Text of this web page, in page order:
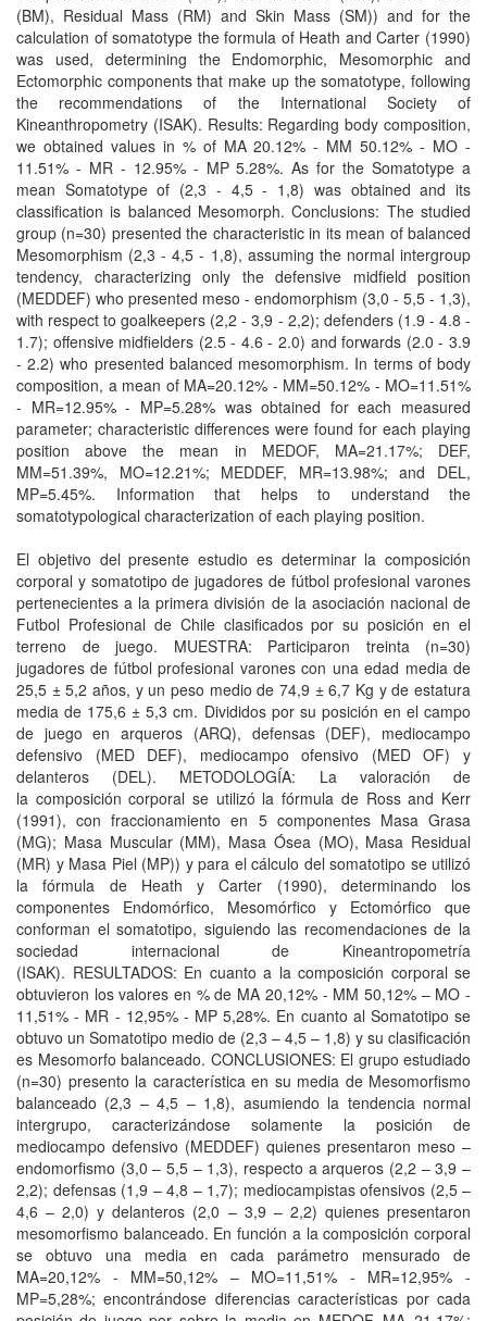
(BM), Residual Mass (RM) and Skin Mass (SM)) and for the
calculation of somatotype the formula of Heath and Carter (1990)
was used, determining the Endomorphic, Mesomorphic and
Ectomorphic components that make up the somatotype, following
the recommendations of the International Society of
Kineanthropometry (ISAK). Results: Regarding body composition,
we obtained values in % of MA 20.12% - MM 50.12% - MO -
11.51% - MR - 12.95% - MP 5.28%. As for the Somatotype a
mean Somatotype of (2,3 - 4,5 - 1,8) was obtained and its
classification is balanced Mesomorph. Conclusions: The studied
group (n=30) presented the characteristic in its mean of balanced
Mesomorphism (2,3 - 4,5 - 1,8), assuming the normal intergroup
tendency, characterizing only the defensive midfield position
(MEDDEF) who presented meso - endomorphism (3,0 - 5,5 - 1,3),
with respect to goalkeepers (2,2 - 3,9 - 2,2); defenders (1.9 - 4.8 -
1.7); offensive midfielders (2.5 - 4.6 - 2.0) and forwards (2.0 - 3.9
- 2.2) who presented balanced mesomorphism. In terms of body
composition, a mean of MA=20.12% - MM=50.12% - MO=11.51%
- MR=12.95% - MP=5.28% was obtained for each measured
parameter; characteristic differences were found for each playing
position above the mean in MEDOF, MA=21.17%; DEF,
MM=51.39%, MO=12.21%; MEDDEF, MR=13.98%; and DEL,
MP=5.45%. Information that helps to understand the
somatotypological characterization of each playing position.
El objetivo del presente estudio es determinar la composición
corporal y somatotipo de jugadores de fútbol profesional varones
pertenecientes a la primera división de la asociación nacional de
Futbol Profesional de Chile clasificados por su posición en el
terreno de juego. MUESTRA: Participaron treinta (n=30)
jugadores de fútbol profesional varones con una edad media de
25,5 ± 5,2 años, y un peso medio de 74,9 ± 6,7 Kg y de estatura
media de 175,6 ± 5,3 cm. Divididos por su posición en el campo
de juego en arqueros (ARQ), defensas (DEF), mediocampo
defensivo (MED DEF), mediocampo ofensivo (MED OF) y
delanteros (DEL). METODOLOGÍA: La valoración de
la composición corporal se utilizó la fórmula de Ross and Kerr
(1991), con fraccionamiento en 5 componentes Masa Grasa
(MG); Masa Muscular (MM), Masa Ósea (MO), Masa Residual
(MR) y Masa Piel (MP)) y para el cálculo del somatotipo se utilizó
la fórmula de Heath y Carter (1990), determinando los
componentes Endomórfico, Mesomórfico y Ectomórfico que
conforman el somatotipo, siguiendo las recomendaciones de la
sociedad internacional de Kineantropometría
(ISAK). RESULTADOS: En cuanto a la composición corporal se
obtuvieron los valores en % de MA 20,12% - MM 50,12% – MO -
11,51% - MR - 12,95% - MP 5,28%. En cuanto al Somatotipo se
obtuvo un Somatotipo medio de (2,3 – 4,5 – 1,8) y su clasificación
es Mesomorfo balanceado. CONCLUSIONES: El grupo estudiado
(n=30) presento la característica en su media de Mesomorfismo
balanceado (2,3 – 4,5 – 1,8), asumiendo la tendencia normal
intergrupo, caracterizándose solamente la posición de
mediocampo defensivo (MEDDEF) quienes presentaron meso –
endomorfismo (3,0 – 5,5 – 1,3), respecto a arqueros (2,2 – 3,9 –
2,2); defensas (1,9 – 4,8 – 1,7); mediocampistas ofensivos (2,5 –
4,6 – 2,0) y delanteros (2,0 – 3,9 – 2,2) quienes presentaron
mesomorfismo balanceado. En función a la composición corporal
se obtuvo una media en cada parámetro mensurado de
MA=20,12% - MM=50,12% – MO=11,51% - MR=12,95% -
MP=5,28%; encontrándose diferencias características por cada